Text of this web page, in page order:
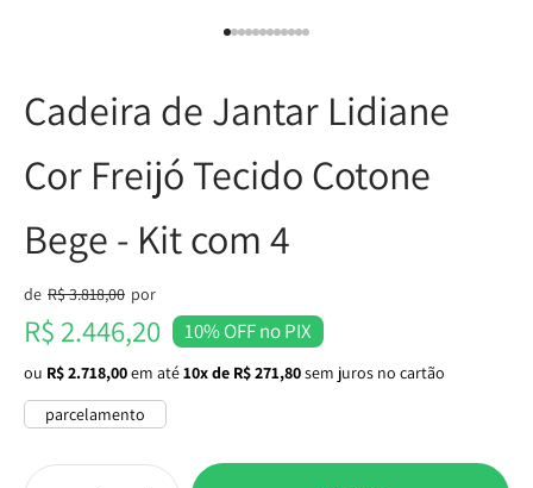
Cadeira de Jantar Lidiane
Cor Freijó Tecido Cotone
Bege - Kit com 4
Preço normal
de R$ 3.818,00 por
Preço promocional
R$ 2.446,20 10% OFF no PIX
ou R$ 2.718,00em até10x de R$ 271,80sem juros no cartão
parcelamento